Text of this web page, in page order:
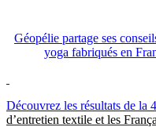
Géopélie partage ses
yoga fabriqués en
Découvrez les résultats de la
d’entretien textile et les